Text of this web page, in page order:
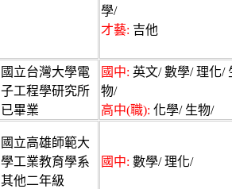
學/
才藝: 吉他
國立台灣大學電
子工程學研究所
已畢業
國中: 英文/ 數學/ 理化/
物/
高中(職): 化學/ 生物/
國立高雄師範大
學工業教育學系
其他二年級
國中: 數學/ 理化/